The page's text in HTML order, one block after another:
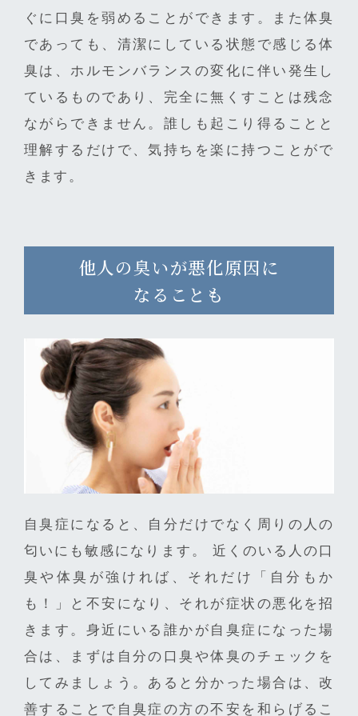
ぐに口臭を弱めることができます。また体臭
であっても、清潔にしている状態で感じる体
臭は、ホルモンバランスの変化に伴い発生し
ているものであり、完全に無くすことは残念
ながらできません。誰しも起こり得ることと
理解するだけで、気持ちを楽に持つことがで
きます。
他人の臭いが悪化原因に
なることも
自臭症になると、自分だけでなく周りの人の
匂いにも敏感になります。 近くのいる人の口
臭や体臭が強ければ、それだけ「自分もか
も！」と不安になり、それが症状の悪化を招
きます。身近にいる誰かが自臭症になった場
合は、まずは自分の口臭や体臭のチェックを
してみましょう。あると分かった場合は、改
善することで自臭症の方の不安を和らげるこ